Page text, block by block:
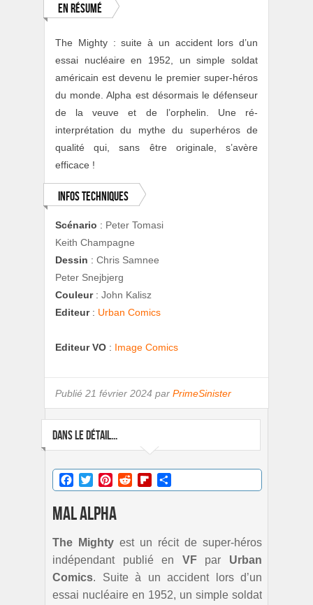
En résumé
The Mighty : suite à un accident lors d’un
essai nucléaire en 1952, un simple soldat
américain est devenu le premier super-héros
du monde. Alpha est désormais le défenseur
de la veuve et de l’orphelin. Une ré-
interprétation du mythe du superhéros de
qualité qui, sans être originale, s’avère
efficace !
Infos techniques
Scénario : Peter Tomasi
Keith Champagne
Dessin : Chris Samnee
Peter Snejbjerg
Couleur: John Kalisz
Editeur: Urban Comics
Editeur VO : Image Comics
Publié 21 février 2024 par PrimeSinister
DANS LE DÉTAIL...
Facebook
TwitterPinterestRedditFlipboard
Mal Alpha
The Mighty est un récit de super-héros
indépendant publié en VFpar Urban
Comics. Suite à un accident lors d’un
essai nucléaire en 1952, un simple soldat